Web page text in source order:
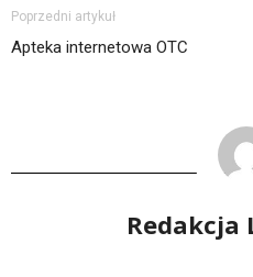
Poprzedni artykuł
Apteka internetowa OTC
Redakcja